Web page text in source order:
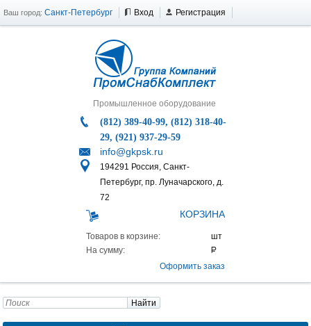
Ваш город: Санкт-Петербург Вход Регистрация
Промышленное оборудование
(812) 389-40-99, (812) 318-40-
29, (921) 937-29-59
info@gkpsk.ru
194291 Россия, Санкт-
Петербург, пр. Луначарского, д.
72
КОРЗИНА
Товаров в корзине:
На сумму:
Оформить заказ
Найти